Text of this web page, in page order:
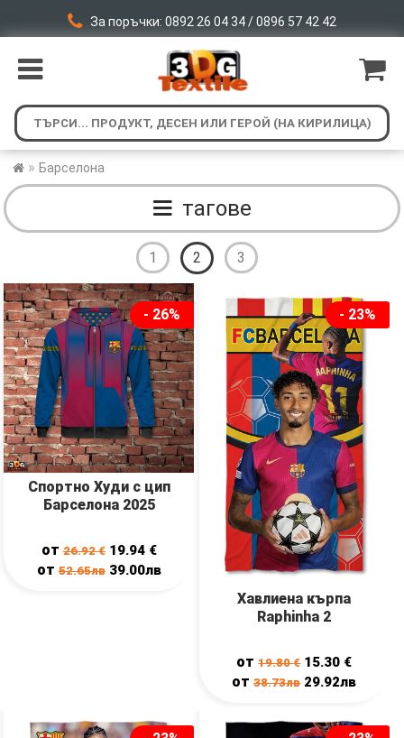
За поръчки: 0892 26 04 34 / 0896 57 42 42
» Барселона
тагове
1 2 3
- 26%
Спортно Худи с цип
Барселона 2025
от26.92€ 19.94 €
от52.65лв 39.00лв
- 23%
Хавлиена кърпа
Raphinha 2
от19.80€ 15.30 €
от38.73лв 29.92лв